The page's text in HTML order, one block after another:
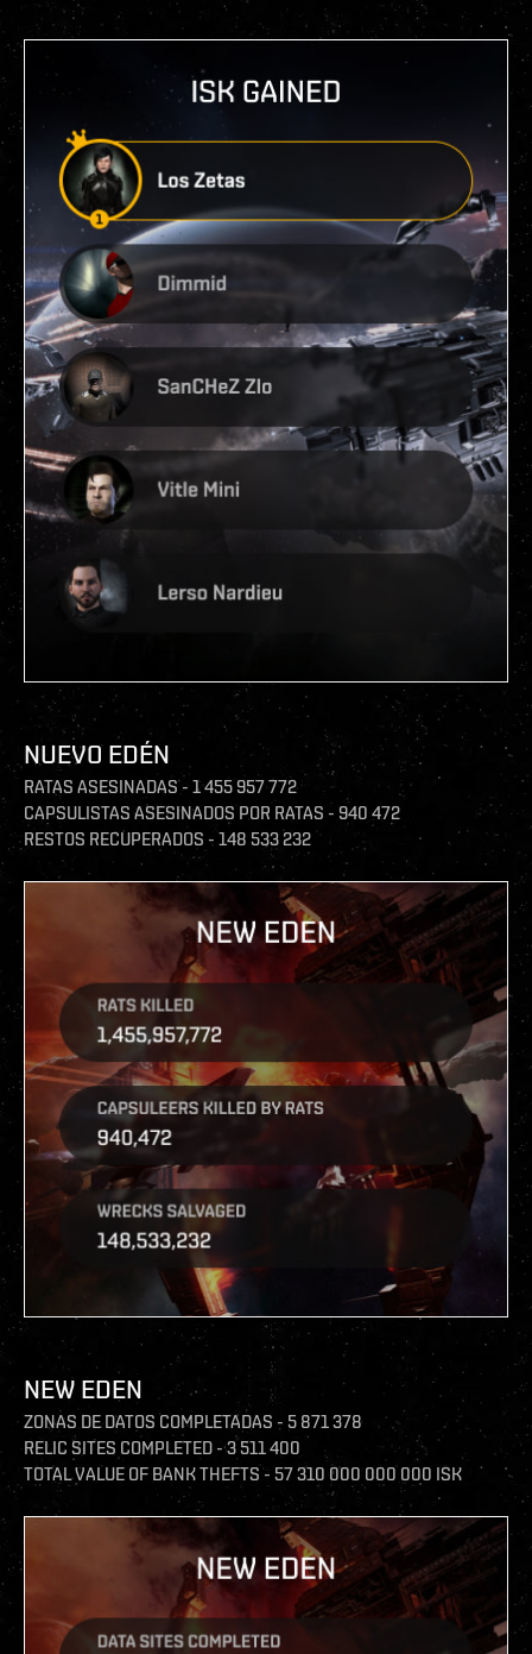
NUEVO EDÉN
RATAS ASESINADAS - 1 455 957 772
CAPSULISTAS ASESINADOS POR RATAS - 940 472
RESTOS RECUPERADOS - 148 533 232
NEW EDEN
ZONAS DE DATOS COMPLETADAS - 5 871 378
RELIC SITES COMPLETED - 3 511 400
TOTAL VALUE OF BANK THEFTS - 57 310 000 000 000 ISK